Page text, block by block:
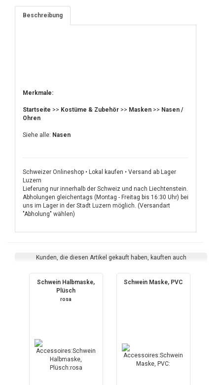
Beschreibung
Merkmale:
Startseite >> Kostüme & Zubehör >> Masken >> Nasen /
Ohren
Siehe alle: Nasen
Schweizer Onlineshop • Lokal kaufen • Versand ab Lager
Luzern
Lieferung nur innerhalb der Schweiz und nach Liechtenstein.
Abholungen gleichentags (Montag - Freitag bis 16:30 Uhr) bei
uns im Lager in der Stadt Luzern möglich. (Versandart
"Abholung" wählen)
Kunden, die diesen Artikel gekauft haben, kauften auch
Schwein Halbmaske,
Plüsch
rosa
Schwein Maske, PVC